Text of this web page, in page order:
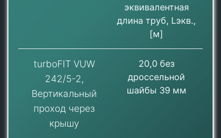
эквивалентная
длина труб, Lэкв.,
[м]
turboFIT VUW
242/5-2,
Вертикальный
проход через
крышу
20,0 без
дроссельной
шайбы 39 мм